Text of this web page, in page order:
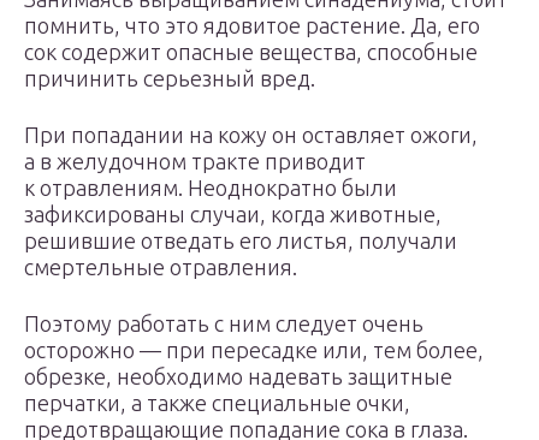
помнить, что это ядовитое растение. Да, его
сок содержит опасные вещества, способные
причинить серьезный вред.
При попадании на кожу он оставляет ожоги,
а в желудочном тракте приводит
к отравлениям. Неоднократно были
зафиксированы случаи, когда животные,
решившие отведать его листья, получали
смертельные отравления.
Поэтому работать с ним следует очень
осторожно — при пересадке или, тем более,
обрезке, необходимо надевать защитные
перчатки, а также специальные очки,
предотвращающие попадание сока в глаза.